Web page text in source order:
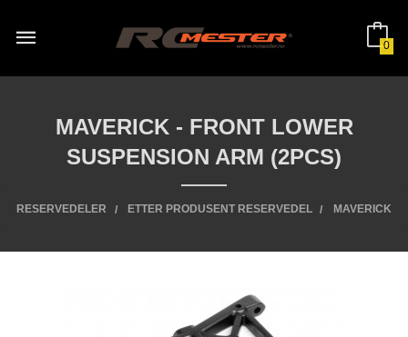
innholdet
0
MAVERICK - FRONT LOWER
SUSPENSION ARM (2PCS)
RESERVEDELER ETTER PRODUSENT RESERVEDEL MAVERICK